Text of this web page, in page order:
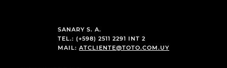
SANARY S. A.
TEL.: (+598) 2511 2291 INT 2
MAIL: ATCLIENTE@TOTO.COM.UY